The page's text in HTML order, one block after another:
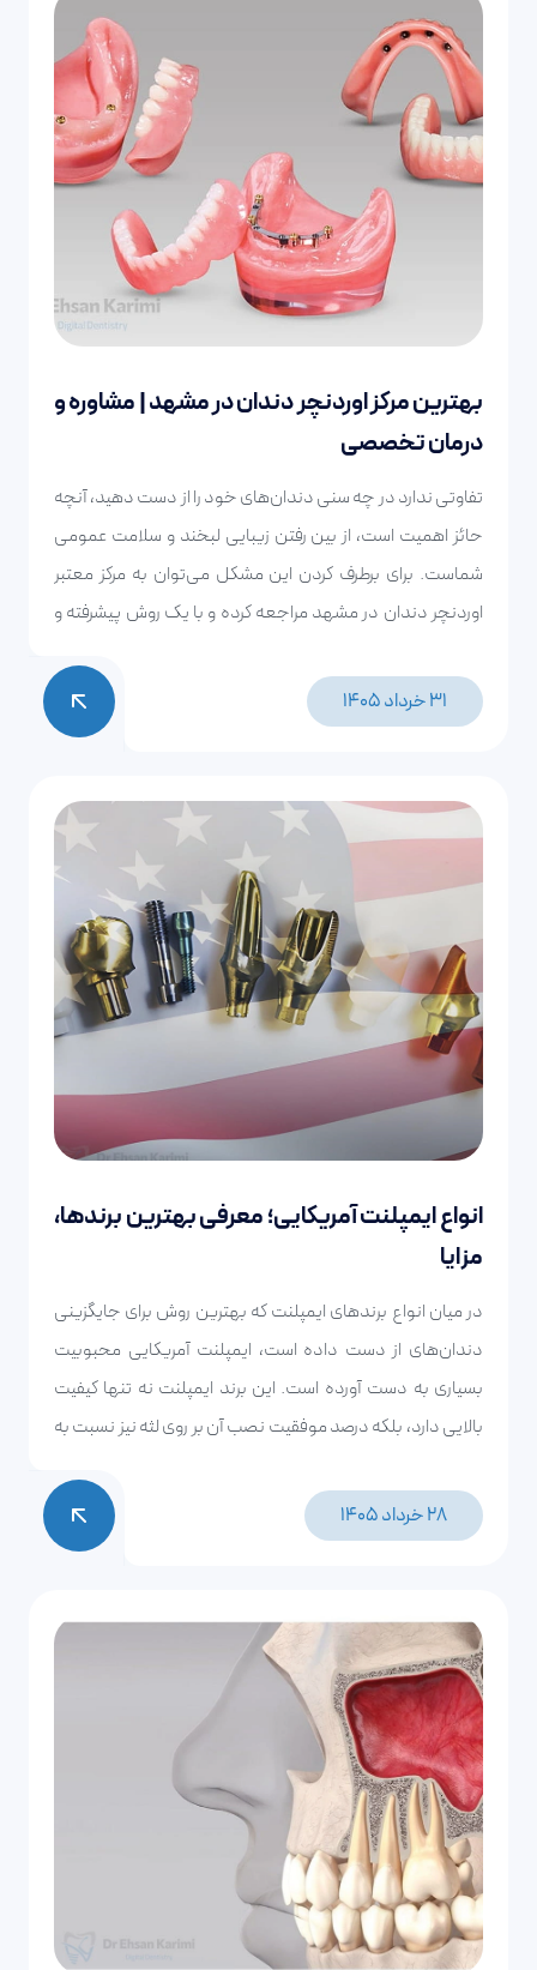
بهترین مرکز اوردنچر دندان در مشهد | مشاوره و
درمان تخصصی
تفاوتی ندارد در چه سنی دندان‌های خود را از دست دهید، آنچه
حائز اهمیت است، از بین رفتن زیبایی لبخند و سلامت عمومی
شماست. برای برطرف کردن این مشکل می‌توان به مرکز معتبر
اوردنچر دندان در مشهد مراجعه کرده و با یک روش پیشرفته و
اوردنچر چیست و انجام آن چه مزایایی دارد را در ادامه این مطلب
به صورت کامل بررسی خواهیم نمود.
31 خرداد 1405
انواع ایمپلنت آمریکایی؛ معرفی بهترین برندها،
مزایا
در میان انواع برندهای ایمپلنت که بهترین روش برای جایگزینی
دندان‌های از دست داده است، ایمپلنت آمریکایی محبوبیت
بسیاری به دست آورده است. این برند ایمپلنت نه تنها کیفیت
بالایی دارد، بلکه درصد موفقیت نصب آن بر روی لثه نیز نسبت به
ترجیح می‌دهند برای بیماران خود از این نوع ایمپلنت استفاده
کنند.
28 خرداد 1405